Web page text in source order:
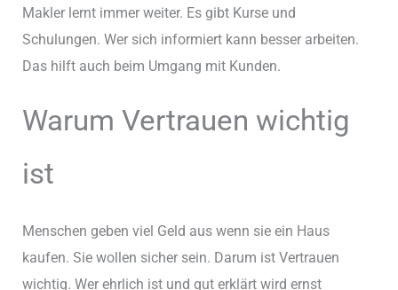
Makler lernt immer weiter. Es gibt Kurse und
Schulungen. Wer sich informiert kann besser arbeiten.
Das hilft auch beim Umgang mit Kunden.
Warum Vertrauen wichtig
ist
Menschen geben viel Geld aus wenn sie ein Haus
kaufen. Sie wollen sicher sein. Darum ist Vertrauen
wichtig. Wer ehrlich ist und gut erklärt wird ernst